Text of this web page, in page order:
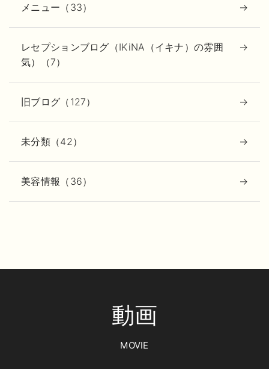
メニュー（33）
レセプションブログ（IKiNA（イキナ）の雰囲
気）（7）
旧ブログ（127）
未分類（42）
美容情報（36）
動画
MOVIE